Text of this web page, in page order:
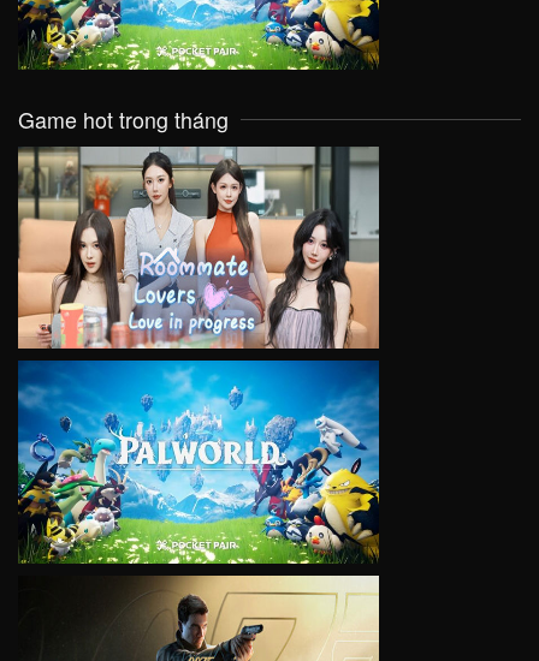
Game hot trong tháng
VIEW
VIEW